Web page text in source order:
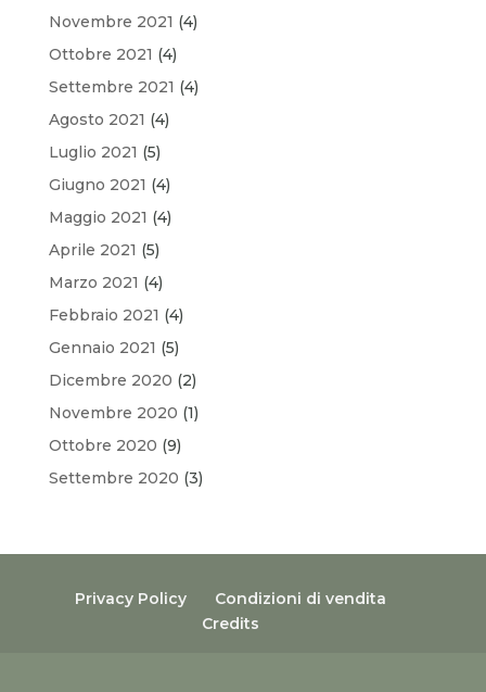
Novembre 2021 (4)
Ottobre 2021 (4)
Settembre 2021 (4)
Agosto 2021 (4)
Luglio 2021 (5)
Giugno 2021 (4)
Maggio 2021 (4)
Aprile 2021 (5)
Marzo 2021 (4)
Febbraio 2021 (4)
Gennaio 2021 (5)
Dicembre 2020 (2)
Novembre 2020 (1)
Ottobre 2020 (9)
Settembre 2020 (3)
Privacy Policy
Condizioni di vendita
Credits